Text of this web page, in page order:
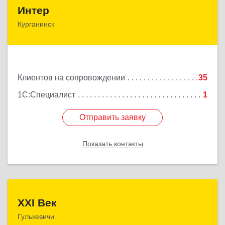
Интер
Курганинск
Клиентов на сопровождении
35
1С:Специалист
1
Отправить заявку
Показать контакты
352430, Краснодарский край, Курганинск г,
Отправить заявку
Назад
XXI Век
Гулькевичи
352180, Краснодарский край, Отрадо-Кубанское с,